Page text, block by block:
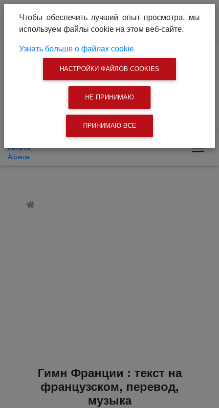
Связаться с нами
Поиск
Каталог
Афиша
Гимн Франции : текст на
французском, перевод,
музыка
Чтобы обеспечить лучший опыт просмотра, мы
используем файлы cookie на этом веб-сайте.
Узнать больше о файлах cookie